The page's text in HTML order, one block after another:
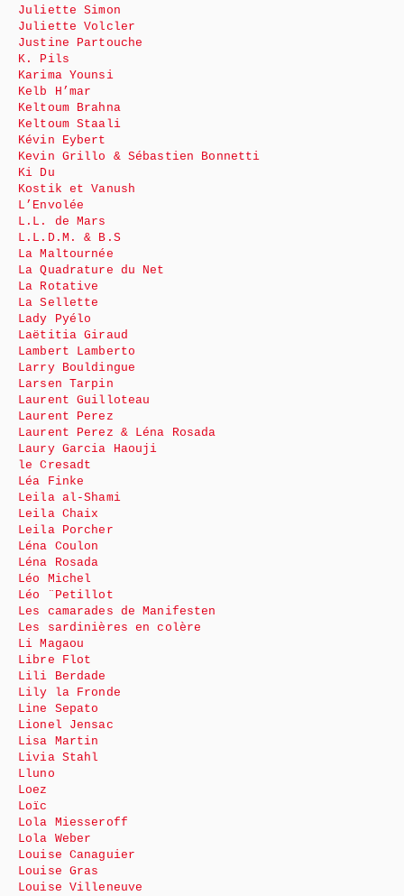
Juliette Simon
Juliette Volcler
Justine Partouche
K. Pils
Karima Younsi
Kelb H’mar
Keltoum Brahna
Keltoum Staali
Kévin Eybert
Kevin Grillo & Sébastien Bonnetti
Ki Du
Kostik et Vanush
L’Envolée
L.L. de Mars
L.L.D.M. & B.S
La Maltournée
La Quadrature du Net
La Rotative
La Sellette
Lady Pyélo
Laëtitia Giraud
Lambert Lamberto
Larry Bouldingue
Larsen Tarpin
Laurent Guilloteau
Laurent Perez
Laurent Perez & Léna Rosada
Laury Garcia Haouji
le Cresadt
Léa Finke
Leila al-Shami
Leila Chaix
Leila Porcher
Léna Coulon
Léna Rosada
Léo Michel
Léo ¨Petillot
Les camarades de Manifesten
Les sardinières en colère
Li Magaou
Libre Flot
Lili Berdade
Lily la Fronde
Line Sepato
Lionel Jensac
Lisa Martin
Livia Stahl
Lluno
Loez
Loïc
Lola Miesseroff
Lola Weber
Louise Canaguier
Louise Gras
Louise Villeneuve